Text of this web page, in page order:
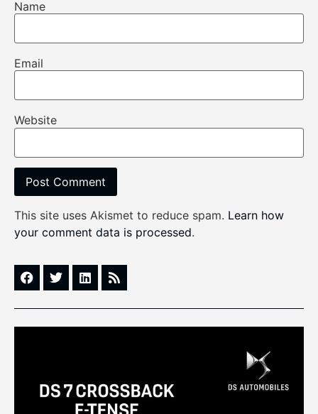
Name
Email
Website
This site uses Akismet to reduce spam. Learn how
your comment data is processed.